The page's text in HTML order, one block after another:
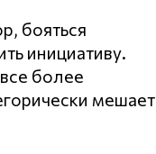
бояться
инициативу.
более
мешает